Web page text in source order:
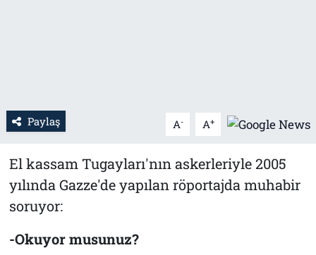
Paylaş A- A+
El kassam Tugayları'nın askerleriyle 2005
yılında Gazze'de yapılan röportajda muhabir
soruyor:
-Okuyor musunuz?